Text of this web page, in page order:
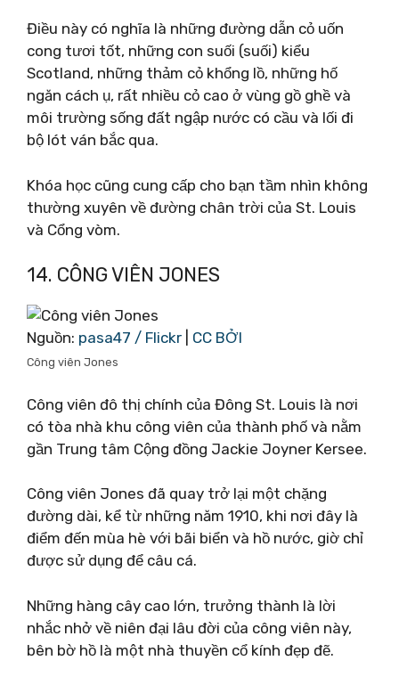
Điều này có nghĩa là những đường dẫn cỏ uốn
cong tươi tốt, những con suối (suối) kiểu
Scotland, những thảm cỏ khổng lồ, những hố
ngăn cách ụ, rất nhiều cỏ cao ở vùng gồ ghề và
môi trường sống đất ngập nước có cầu và lối đi
bộ lót ván bắc qua.
Khóa học cũng cung cấp cho bạn tầm nhìn không
thường xuyên về đường chân trời của St. Louis
và Cổng vòm.
14. CÔNG VIÊN JONES
Nguồn: pasa47 / Flickr CC BỞI
Công viên Jones
Công viên đô thị chính của Đông St. Louis là nơi
có tòa nhà khu công viên của thành phố và nằm
gần Trung tâm Cộng đồng Jackie Joyner Kersee.
Công viên Jones đã quay trở lại một chặng
đường dài, kể từ những năm 1910, khi nơi đây là
điểm đến mùa hè với bãi biển và hồ nước, giờ chỉ
được sử dụng để câu cá.
Những hàng cây cao lớn, trưởng thành là lời
nhắc nhở về niên đại lâu đời của công viên này,
bên bờ hồ là một nhà thuyền cổ kính đẹp đẽ.